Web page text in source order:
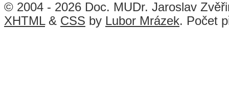
© 2004 - 2026 Doc. MUDr. Jaroslav
XHTML& CSS by Lubor Mrázek. Počet